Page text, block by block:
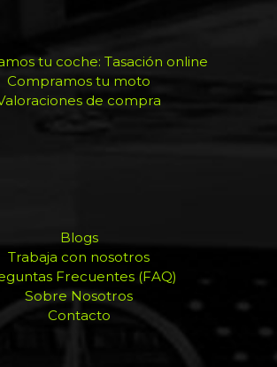
tu coche: Tasación online
Compramos tu moto
de compra
Blogs
Trabaja con nosotros
Frecuentes (FAQ)
Sobre Nosotros
Contacto